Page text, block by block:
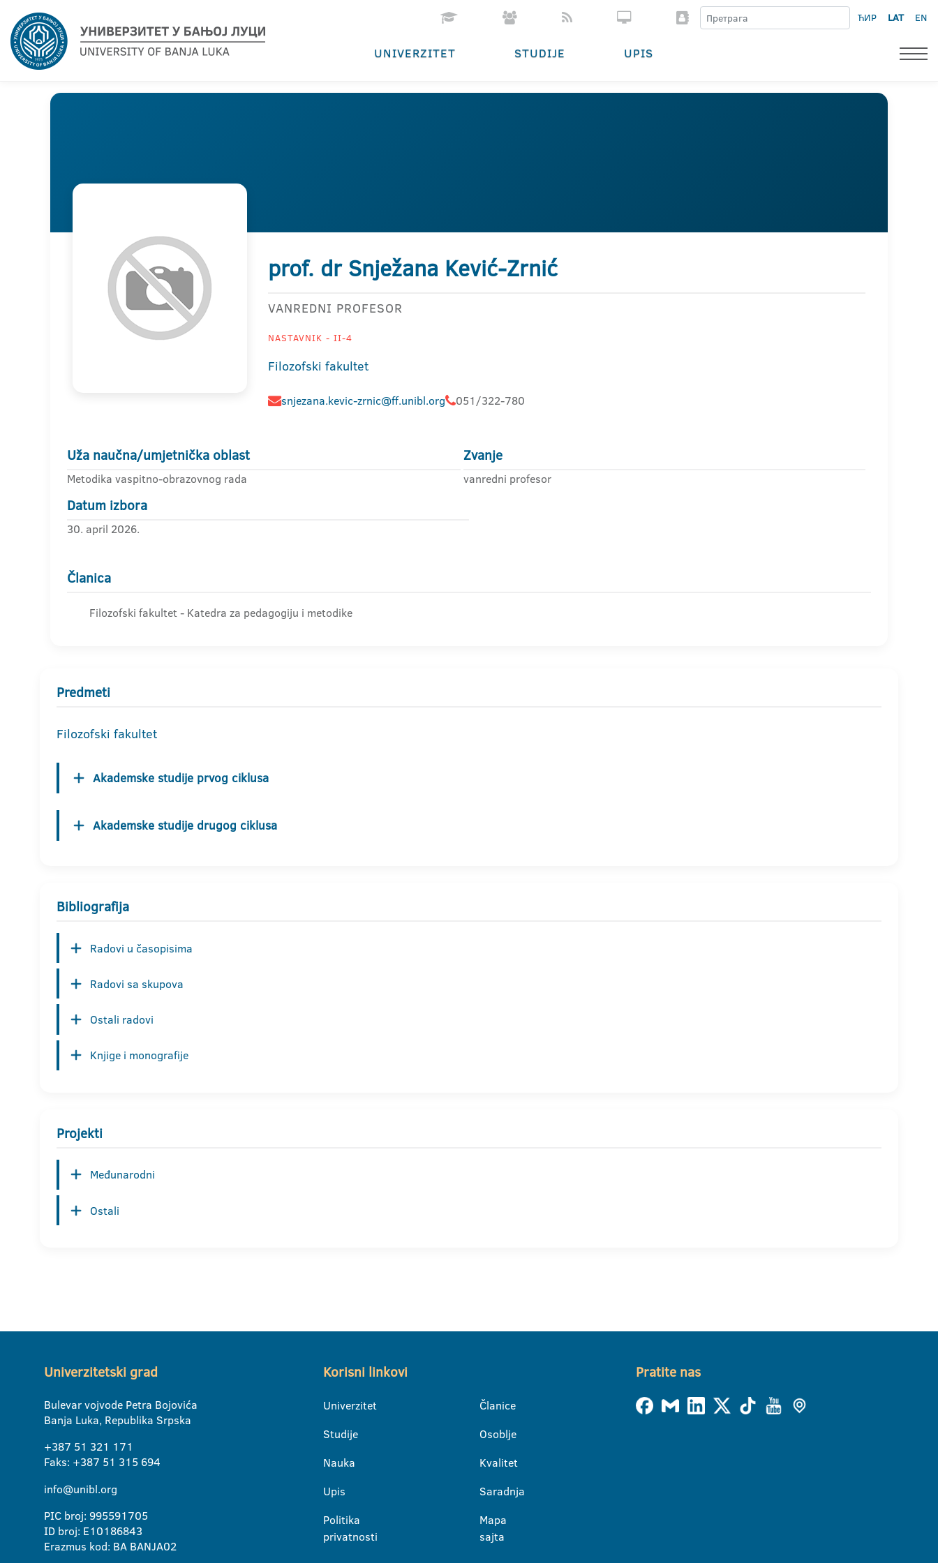
ЋИР LAT EN
UNIVERZITET STUDIJE UPIS
prof. dr Snježana Kević-Zrnić
VANREDNI PROFESOR
NASTAVNIK - II-4
Filozofski fakultet
snjezana.kevic-zrnic@ff.unibl.org 051/322-780
Uža naučna/umjetnička oblast
Metodika vaspitno-obrazovnog rada
Zvanje
vanredni profesor
Datum izbora
30. april 2026.
Članica
Filozofski fakultet - Katedra za pedagogiju i metodike
Predmeti
Filozofski fakultet
Akademske studije prvog ciklusa
Akademske studije drugog ciklusa
Bibliografija
Radovi u časopisima
Radovi sa skupova
Ostali radovi
Knjige i monografije
Projekti
Međunarodni
Ostali
Univerzitetski grad
Bulevar vojvode Petra Bojovića
Banja Luka, Republika Srpska
+387 51 321 171
Faks: +387 51 315 694
info@unibl.org
PIC broj: 995591705
ID broj: E10186843
Erazmus kod: BA BANJA02
Korisni linkovi
Univerzitet
Studije
Nauka
Upis
Politika
privatnosti
Članice
Osoblje
Kvalitet
Saradnja
Mapa
sajta
Pratite nas